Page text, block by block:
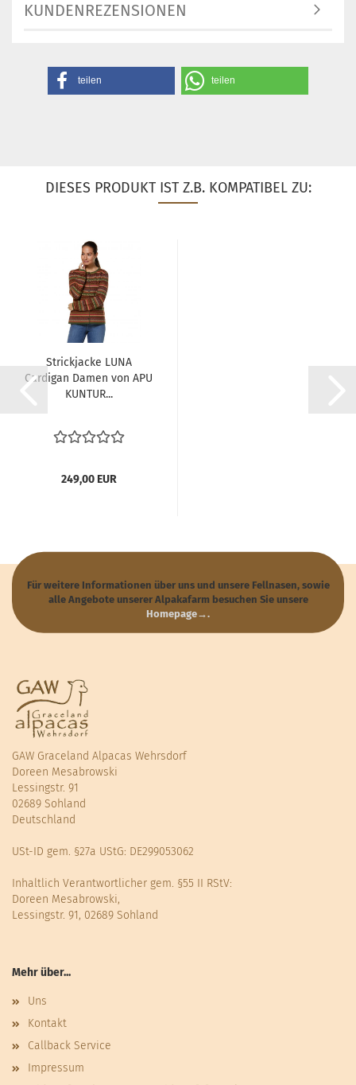
KUNDENREZENSIONEN
teilen teilen
DIESES PRODUKT IST Z.B. KOMPATIBEL ZU:
Strickjacke LUNA
Cardigan Damen von APU
KUNTUR...
249,00 EUR
Für weitere Informationen über uns und unsere Fellnasen, sowie
alle Angebote unserer Alpakafarm besuchen Sie unsere
Homepage→.
GAW Graceland Alpacas Wehrsdorf
Doreen Mesabrowski
Lessingstr. 91
02689 Sohland
Deutschland
USt-ID gem. §27a UStG: DE299053062
Inhaltlich Verantwortlicher gem. §55 II RStV:
Doreen Mesabrowski,
Lessingstr. 91, 02689 Sohland
Mehr über...
Uns
Kontakt
Callback Service
Impressum